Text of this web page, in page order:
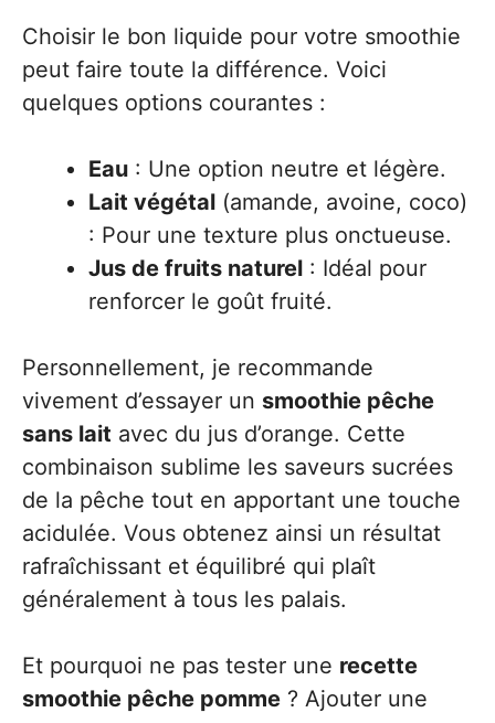
Choisir le bon liquide pour votre smoothie
peut faire toute la différence. Voici
quelques options courantes :
Eau : Une option neutre et légère.
Lait végétal (amande, avoine, coco)
: Pour une texture plus onctueuse.
Jus de fruits naturel : Idéal pour
renforcer le goût fruité.
Personnellement, je recommande
vivement d’essayer un smoothie pêche
sans lait avec du jus d’orange. Cette
combinaison sublime les saveurs sucrées
de la pêche tout en apportant une touche
acidulée. Vous obtenez ainsi un résultat
rafraîchissant et équilibré qui plaît
généralement à tous les palais.
Et pourquoi ne pas tester une recette
smoothie pêche pomme ? Ajouter une